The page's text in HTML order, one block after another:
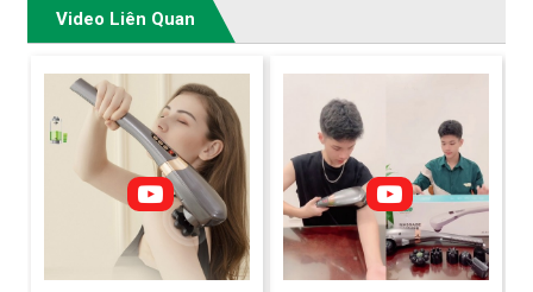
Video Liên Quan